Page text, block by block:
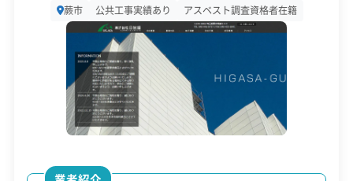
撤去費用の
1/2～2/3程
度（上限10
～15万円程
度が一般
的）
上の危険なコンクリート
ブロック塀等。
民間建
保有資格(9)
建設業許可 解体工事業登録
産業廃棄物処分業許可
石綿作業主任者
建築物石綿含有建材調査者
解体工事施工技士
1級土木施工管理技士
1級建設機械施工管理技士
安全対策・リスク管理
蕨市 公共工事実績あり アスベスト調査資格者在籍